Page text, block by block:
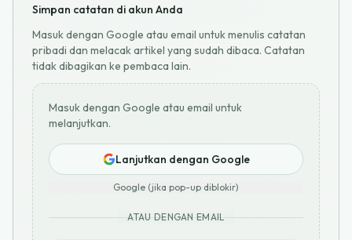
Simpan catatan di akun Anda
Masuk dengan Google atau email untuk menulis catatan
pribadi dan melacak artikel yang sudah dibaca. Catatan
tidak dibagikan ke pembaca lain.
Masuk dengan Google atau email untuk
melanjutkan.
Lanjutkan dengan Google
Google (jika pop-up diblokir)
ATAU DENGAN EMAIL